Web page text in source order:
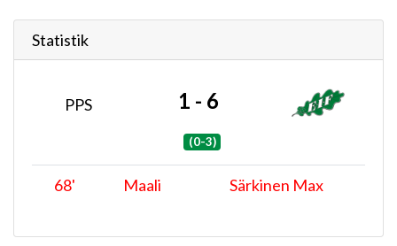
Statistik
PPS 1 - 6
(0-3)
68' Maali Särkinen Max